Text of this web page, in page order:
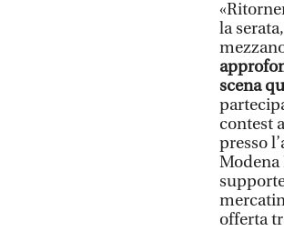
la
scena
contest
presso
Modena
offerta